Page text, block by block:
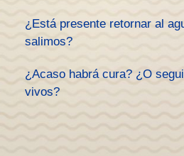
¿Está presente retornar al
salimos?
¿Acaso habrá cura? ¿O
vivos?